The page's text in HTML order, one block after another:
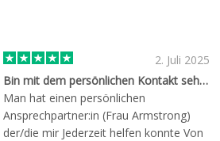
2. Juli 2025
Bin mit dem persönlichen Kontakt sehr zufrieden
Man hat einen persönlichen
Ansprechpartner:in (Frau Armstrong)
der/die mir Jederzeit helfen konnte Von